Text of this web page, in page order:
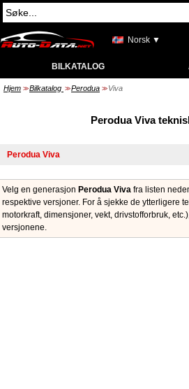
Norsk ▼
BILKATALOG
Hjem >> Bilkatalog >> Perodua >> Viva
Perodua Viva
Velg en generasjon Perodua Viva fra listen
respektive versjoner. For å sjekke de ytterligere
motorkraft, dimensjoner, vekt, drivstofforbruk,
versjonene.